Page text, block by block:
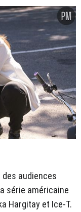
audiences
série américaine
Hargitay et Ice-T.